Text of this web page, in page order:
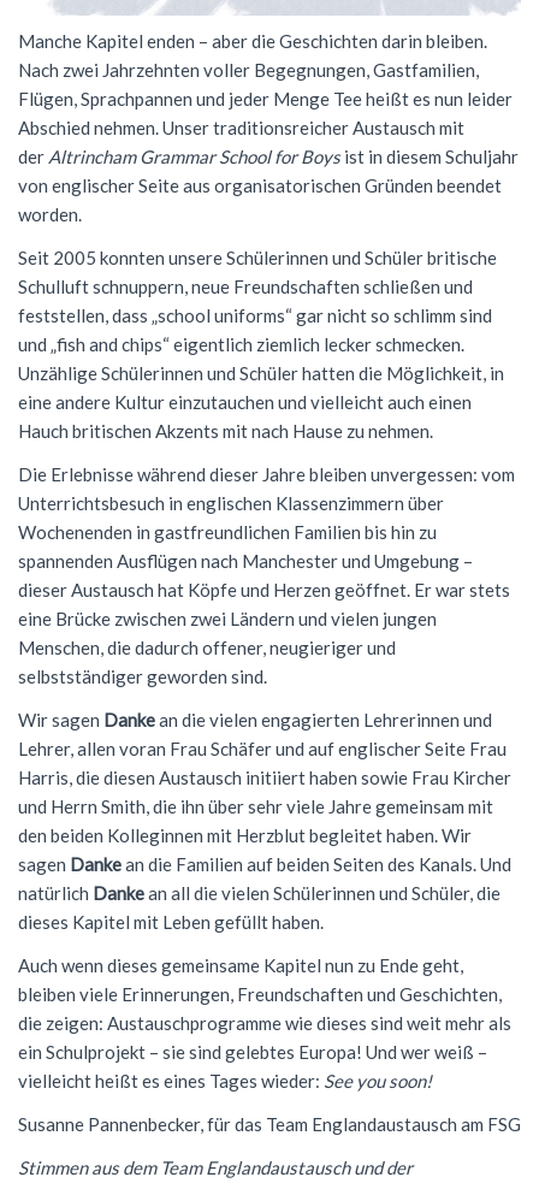
Nützliche Adressen
Italien-Austausch
Verschiedenes
Physik
Sport
Jugend trainiert für Olympia
Notentabellen
Befreiung vom Sportunterricht
Sportbrief
Wirtschaft
Manche Kapitel enden – aber die Geschichten darin bleiben.
Nach zwei Jahrzehnten voller Begegnungen, Gastfamilien,
Flügen, Sprachpannen und jeder Menge Tee heißt es nun leider
Abschied nehmen. Unser traditionsreicher Austausch mit
der Altrincham Grammar School for Boysist in diesem Schuljahr
von englischer Seite aus organisatorischen Gründen beendet
worden.
Seit 2005 konnten unsere Schülerinnen und Schüler britische
Schulluft schnuppern, neue Freundschaften schließen und
feststellen, dass „school uniforms“ gar nicht so schlimm sind
und „fish and chips“ eigentlich ziemlich lecker schmecken.
Unzählige Schülerinnen und Schüler hatten die Möglichkeit, in
eine andere Kultur einzutauchen und vielleicht auch einen
Hauch britischen Akzents mit nach Hause zu nehmen.
Die Erlebnisse während dieser Jahre bleiben unvergessen: vom
Unterrichtsbesuch in englischen Klassenzimmern über
Wochenenden in gastfreundlichen Familien bis hin zu
spannenden Ausflügen nach Manchester und Umgebung –
dieser Austausch hat Köpfe und Herzen geöffnet. Er war stets
eine Brücke zwischen zwei Ländern und vielen jungen
Menschen, die dadurch offener, neugieriger und
selbstständiger geworden sind.
Wir sagen Dankean die vielen engagierten Lehrerinnen und
Lehrer, allen voran Frau Schäfer und auf englischer Seite Frau
Harris, die diesen Austausch initiiert haben sowie Frau Kircher
und Herrn Smith, die ihn über sehr viele Jahre gemeinsam mit
den beiden Kolleginnen mit Herzblut begleitet haben. Wir
sagen Dankean die Familien auf beiden Seiten des Kanals. Und
natürlich Dankean all die vielen Schülerinnen und Schüler, die
dieses Kapitel mit Leben gefüllt haben.
Auch wenn dieses gemeinsame Kapitel nun zu Ende geht,
bleiben viele Erinnerungen, Freundschaften und Geschichten,
die zeigen: Austauschprogramme wie dieses sind weit mehr als
ein Schulprojekt – sie sind gelebtes Europa! Und wer weiß –
vielleicht heißt es eines Tages wieder: See you soon!
Susanne Pannenbecker, für das Team Englandaustausch am FSG
Stimmen aus dem Team Englandaustausch und der